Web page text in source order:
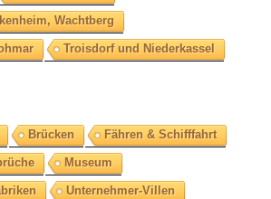
Wachtberg
Troisdorf und Niederkassel
Brücken Fähren & Schifffahrt
Museum
Unternehmer-Villen